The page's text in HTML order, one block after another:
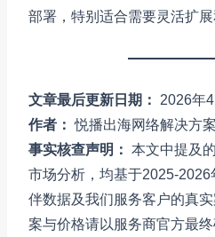
部署，特别适合需要灵活扩展
文章最后更新日期：
2026年
作者： 悦播出海网络解决方
事实核查声明： 本文中提及
市场分析，均基于2025-
伴数据及我们服务客户的真
案与价格请以服务商官方最终